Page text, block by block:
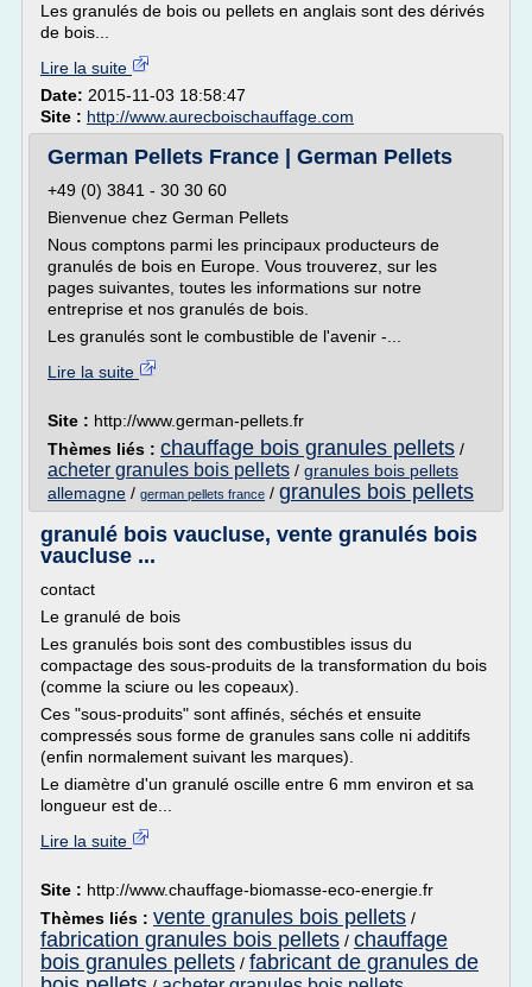
Les granulés de bois ou pellets en anglais sont des dérivés
de bois...
Lire la suite
Date: 2015-11-03 18:58:47
Site : http://www.aurecboischauffage.com
German Pellets France | German Pellets
+49 (0) 3841 - 30 30 60
Bienvenue chez German Pellets
Nous comptons parmi les principaux producteurs de
granulés de bois en Europe. Vous trouverez, sur les
pages suivantes, toutes les informations sur notre
entreprise et nos granulés de bois.
Les granulés sont le combustible de l'avenir -...
Lire la suite
Site : http://www.german-pellets.fr
Thèmes liés : chauffage bois granules pellets /
acheter granules bois pellets / granules bois pellets
allemagne / german pellets france / granules bois pellets
granulé bois vaucluse, vente granulés bois
vaucluse ...
contact
Le granulé de bois
Les granulés bois sont des combustibles issus du
compactage des sous-produits de la transformation du bois
(comme la sciure ou les copeaux).
Ces "sous-produits" sont affinés, séchés et ensuite
compressés sous forme de granules sans colle ni additifs
(enfin normalement suivant les marques).
Le diamètre d'un granulé oscille entre 6 mm environ et sa
longueur est de...
Lire la suite
Site : http://www.chauffage-biomasse-eco-energie.fr
Thèmes liés : vente granules bois pellets /
fabrication granules bois pellets / chauffage
bois granules pellets / fabricant de granules de